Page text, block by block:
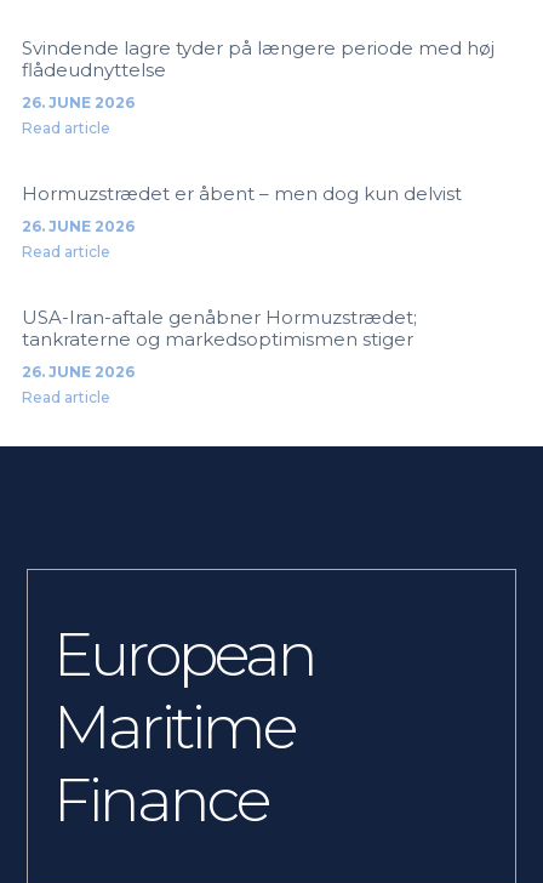
Svindende lagre tyder på længere periode med høj
flådeudnyttelse
26. JUNE 2026
Read article
Hormuzstrædet er åbent – men dog kun delvist
26. JUNE 2026
Read article
USA-Iran-aftale genåbner Hormuzstrædet;
tankraterne og markedsoptimismen stiger
26. JUNE 2026
Read article
European
Maritime
Finance